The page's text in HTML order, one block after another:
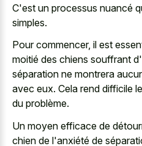
C'est un processus nuancé
simples.
Pour commencer, il est
moitié des chiens souffrant
séparation ne montrera
avec eux. Cela rend difficile
du problème.
Un moyen efficace de
chien de l'anxiété de